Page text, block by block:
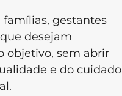
famílias, gestantes
desejam
objetivo, sem abrir
e do cuidado